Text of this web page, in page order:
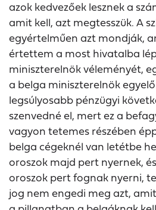
azok kedvezőek lesznek a
amit kell, azt megtesszük. A
egyértelműen azt mondják,
értettem a most hivatalba
miniszterelnök véleményét,
a belga miniszterelnök
legsúlyosabb pénzügyi
szenvedné el, mert ez a
vagyon tetemes részében
belga cégeknél van letétbe
oroszok majd pert nyernek,
oroszok pert fognak nyerni,
jog nem engedi meg azt,